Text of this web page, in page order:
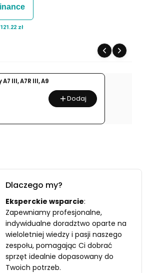
121.22 zł
III, A7R III, A9
Dodaj
Dlaczego my?
Eksperckie wsparcie:
Zapewniamy profesjonalne,
indywidualne doradztwo oparte na
wieloletniej wiedzy i pasji naszego
zespołu, pomagając Ci dobrać
sprzęt idealnie dopasowany do
Twoich potrzeb.